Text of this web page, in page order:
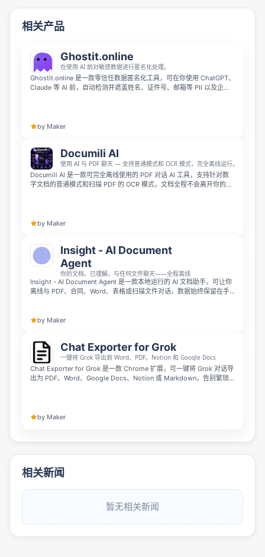
相关产品
Ghostit.online
在使用 AI 前对敏感数据进行匿名化处理。
Ghostit.online 是一款零信任数据匿名化工具，可在你使用 ChatGPT、
Claude 等 AI 前，自动检测并遮盖姓名、证件号、邮箱等 PII 以及企业
by Maker
Documili AI
使用 AI 与 PDF 聊天 — 支持普通模式和 OCR 模式，完全离线运行。
Documili AI 是一款可完全离线使用的 PDF 对话 AI 工具，支持针对数
字文档的普通模式和扫描 PDF 的 OCR 模式，文档全程不会离开你的电
by Maker
Insight - AI Document
Agent
你的文档，已理解。与任何文件聊天——全程离线
Insight - AI Document Agent 是一款本地运行的 AI 文档助手，可让你
离线与 PDF、合同、Word、表格或扫描文件对话，数据始终保留在手
by Maker
Chat Exporter for Grok
一键将 Grok 导出到 Word、PDF、Notion 和 Google Docs
Chat Exporter for Grok 是一款 Chrome 扩展，可一键将 Grok 对话导
出为 PDF、Word、Google Docs、Notion 或 Markdown，告别繁琐
by Maker
相关新闻
暂无相关新闻